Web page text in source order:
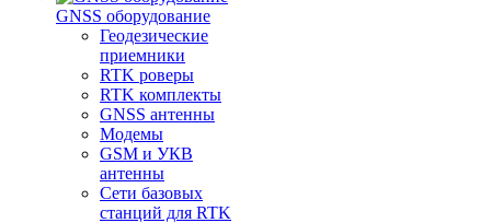
GNSS оборудование
Геодезические
приемники
RTK роверы
RTK комплекты
GNSS антенны
Модемы
GSM и УКВ
антенны
Сети базовых
станций для RTK